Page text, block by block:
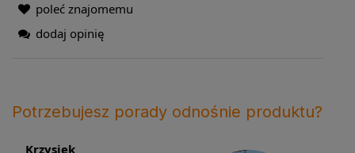
poleć znajomemu
dodaj opinię
Potrzebujesz porady odnośnie produktu?
Krzysiek